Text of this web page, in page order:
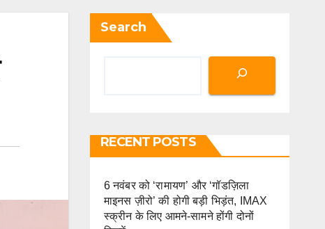
Search
RECENT POSTS
6 नवंबर को ‘रामायण’ और ‘गॉडज़िला
माइनस ज़ीरो’ की होगी बड़ी भिड़ंत, IMAX
स्क्रीन के लिए आमने-सामने होंगी दोनों